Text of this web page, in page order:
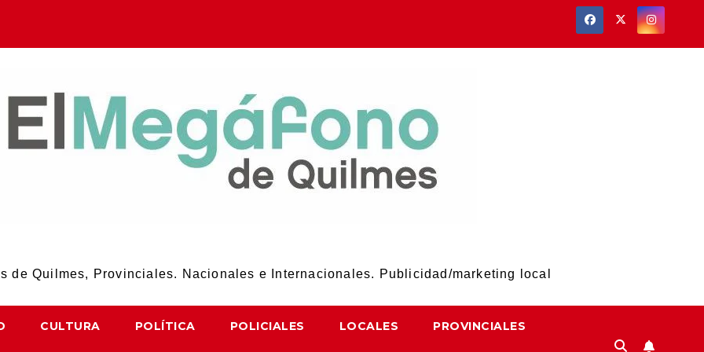
de Quilmes, Provinciales. Nacionales e Internacionales. Publicidad/marketing local
CULTURA POLÍTICA POLICIALES LOCALES PROVINCIALES